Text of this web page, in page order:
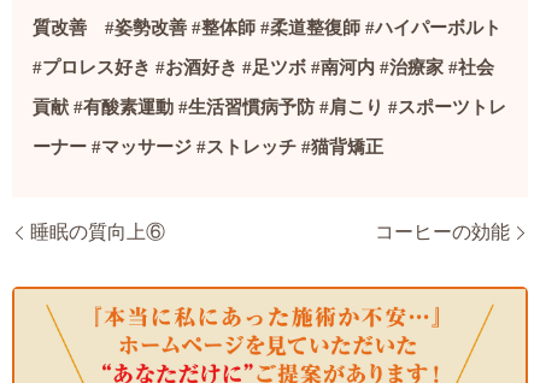
質改善#姿勢改善 #整体師 #柔道整復師 #ハイパーボルト
#プロレス好き #お酒好き #足ツボ #南河内 #治療家 #社会
貢献 #有酸素運動 #生活習慣病予防 #肩こり #スポーツトレ
ーナー #マッサージ #ストレッチ #猫背矯正
睡眠の質向上⑥ コーヒーの効能